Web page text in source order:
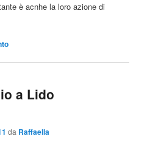
è acnhe la loro azione di
a Lido
da Raffaella